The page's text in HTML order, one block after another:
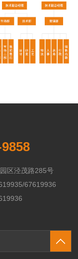
区泾茂路285号
67619936